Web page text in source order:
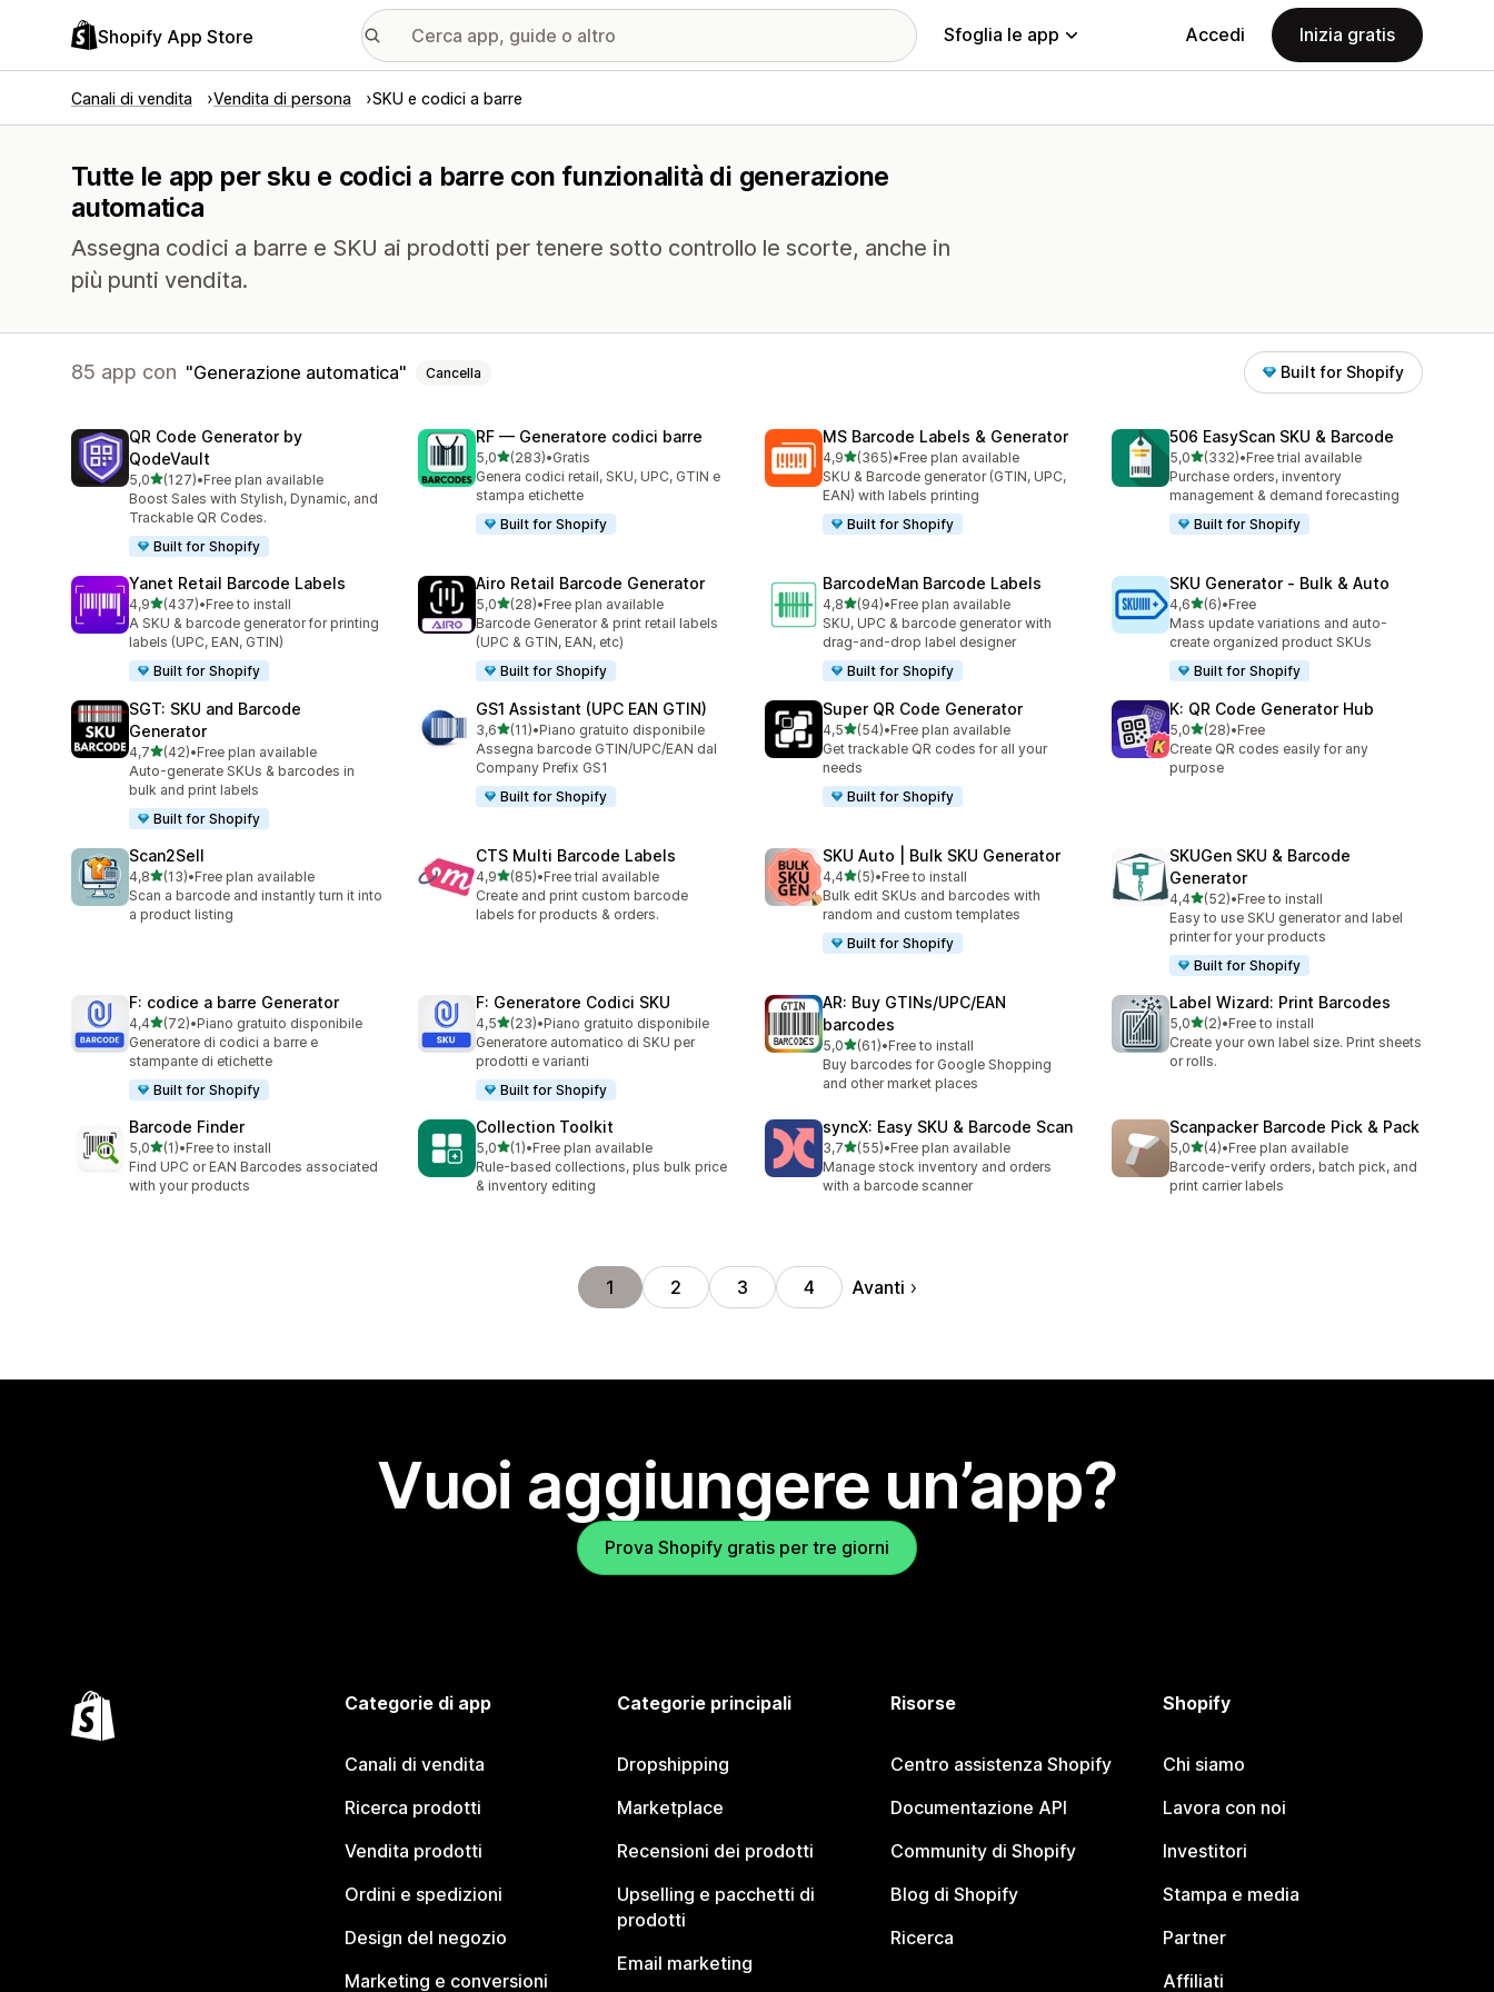
Shopify App Store Sfoglia le app Accedi Inizia gratis
Canali di vendita Vendita di persona SKU e codici a barre
Tutte le app per sku e codici a barre con funzionalità di generazione
automatica
Assegna codici a barre e SKU ai prodotti per tenere sotto controllo le scorte, anche in
più punti vendita.
85 app con Generazione automatica Cancella Built for Shopify
QR Code Generator by
QodeVault
5,0stelle su 5
(127)
127 recensioni totali
•Free plan available
Boost Sales with Stylish, Dynamic, and
Trackable QR Codes.
Built for Shopify
RF — Generatore codici barre
5,0stelle su 5
(283)
283 recensioni totali
•Gratis
Genera codici retail, SKU, UPC, GTIN e
stampa etichette
Built for Shopify
MS Barcode Labels & Generator
4,9stelle su 5
(365)
365 recensioni totali
•Free plan available
SKU & Barcode generator (GTIN, UPC,
EAN) with labels printing
Built for Shopify
506 EasyScan SKU & Barcode
5,0stelle su 5
(332)
332 recensioni totali
•Free trial available
Purchase orders, inventory
management & demand forecasting
Built for Shopify
Yanet Retail Barcode Labels
4,9stelle su 5
(437)
437 recensioni totali
•Free to install
A SKU & barcode generator for printing
labels (UPC, EAN, GTIN)
Built for Shopify
Airo Retail Barcode Generator
5,0stelle su 5
(28)
28 recensioni totali
•Free plan available
Barcode Generator & print retail labels
(UPC & GTIN, EAN, etc)
Built for Shopify
BarcodeMan Barcode Labels
4,8stelle su 5
(94)
94 recensioni totali
•Free plan available
SKU, UPC & barcode generator with
drag-and-drop label designer
Built for Shopify
SKU Generator ‑ Bulk & Auto
4,6stelle su 5
(6)
6 recensioni totali
•Free
Mass update variations and auto-
create organized product SKUs
Built for Shopify
SGT: SKU and Barcode
Generator
4,7stelle su 5
(42)
42 recensioni totali
•Free plan available
Auto-generate SKUs & barcodes in
bulk and print labels
Built for Shopify
GS1 Assistant (UPC EAN GTIN)
3,6stelle su 5
(11)
11 recensioni totali
•Piano gratuito disponibile
Assegna barcode GTIN/UPC/EAN dal
Company Prefix GS1
Built for Shopify
Super QR Code Generator
4,5stelle su 5
(54)
54 recensioni totali
•Free plan available
Get trackable QR codes for all your
needs
Built for Shopify
K: QR Code Generator Hub
5,0stelle su 5
(28)
28 recensioni totali
•Free
Create QR codes easily for any
purpose
Scan2Sell
4,8stelle su 5
(13)
13 recensioni totali
•Free plan available
Scan a barcode and instantly turn it into
a product listing
CTS Multi Barcode Labels
4,9stelle su 5
(85)
85 recensioni totali
•Free trial available
Create and print custom barcode
labels for products & orders.
SKU Auto | Bulk SKU Generator
4,4stelle su 5
(5)
5 recensioni totali
•Free to install
Bulk edit SKUs and barcodes with
random and custom templates
Built for Shopify
SKUGen SKU & Barcode
Generator
4,4stelle su 5
(52)
52 recensioni totali
•Free to install
Easy to use SKU generator and label
printer for your products
Built for Shopify
F: codice a barre Generator
4,4stelle su 5
(72)
72 recensioni totali
•Piano gratuito disponibile
Generatore di codici a barre e
stampante di etichette
Built for Shopify
F: Generatore Codici SKU
4,5stelle su 5
(23)
23 recensioni totali
•Piano gratuito disponibile
Generatore automatico di SKU per
prodotti e varianti
Built for Shopify
AR: Buy GTINs/UPC/EAN
barcodes
5,0stelle su 5
(61)
61 recensioni totali
•Free to install
Buy barcodes for Google Shopping
and other market places
Label Wizard: Print Barcodes
5,0stelle su 5
(2)
2 recensioni totali
•Free to install
Create your own label size. Print sheets
or rolls.
Barcode Finder
5,0stelle su 5
(1)
1 recensioni totali
•Free to install
Find UPC or EAN Barcodes associated
with your products
Collection Toolkit
5,0stelle su 5
(1)
1 recensioni totali
•Free plan available
Rule-based collections, plus bulk price
& inventory editing
syncX: Easy SKU & Barcode Scan
3,7stelle su 5
(55)
55 recensioni totali
•Free plan available
Manage stock inventory and orders
with a barcode scanner
Scanpacker Barcode Pick & Pack
5,0stelle su 5
(4)
4 recensioni totali
•Free plan available
Barcode-verify orders, batch pick, and
print carrier labels
1 2 3 4 Avanti
Vuoi aggiungere un’app?
Prova Shopify gratis per tre giorni
Categorie di app
Canali di vendita
Ricerca prodotti
Vendita prodotti
Ordini e spedizioni
Design del negozio
Marketing e conversioni
Categorie principali
Dropshipping
Marketplace
Recensioni dei prodotti
Upselling e pacchetti di
prodotti
Email marketing
Risorse
Centro assistenza Shopify
Documentazione API
Community di Shopify
Blog di Shopify
Ricerca
Shopify
Chi siamo
Lavora con noi
Investitori
Stampa e media
Partner
Affiliati